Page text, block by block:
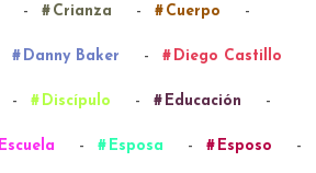
- Crianza - Cuerpo -
Danny Baker - Diego Castillo
- Discípulo - Educación -
Escuela - Esposa - Esposo -